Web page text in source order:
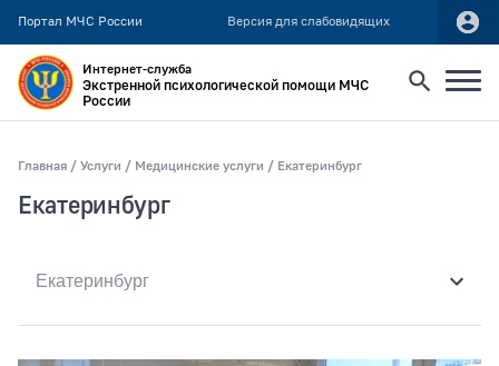
Портал МЧС России Версия для слабовидящих
Искать по:
отдельным словам
Публикация не ранее
Интернет-служба
Экстренной психологической помощи МЧС
России
Главная Услуги Медицинские услуги Екатеринбург
Екатеринбург